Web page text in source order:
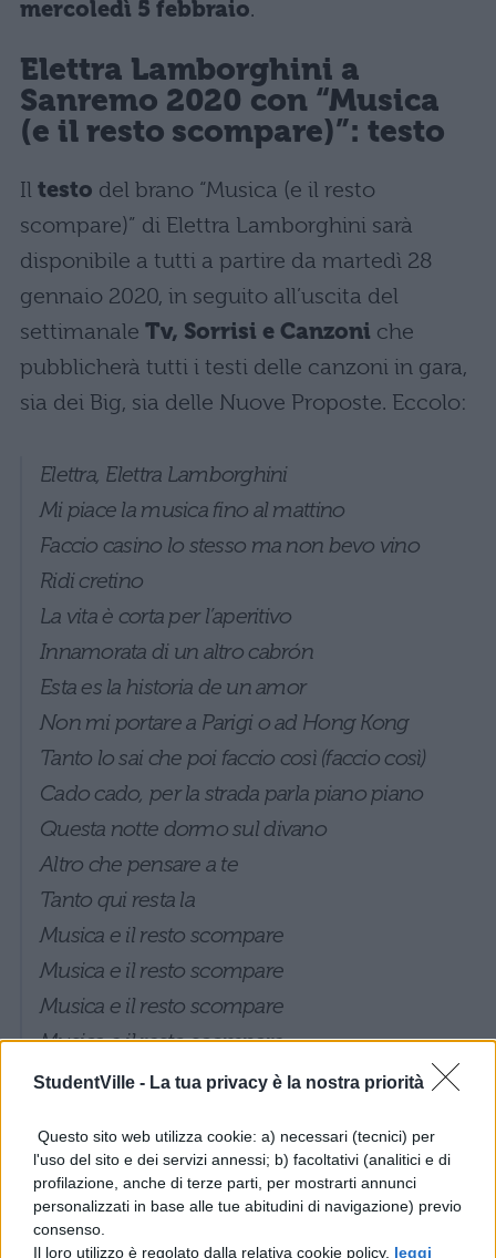
StudentVille - La tua privacy è la nostra priorità
Questo sito web utilizza cookie: a) necessari (tecnici) per
l'uso del sito e dei servizi annessi; b) facoltativi (analitici e di
profilazione, anche di terze parti, per mostrarti annunci
personalizzati in base alle tue abitudini di navigazione) previo
consenso.
Il loro utilizzo è regolato dalla relativa cookie policy, leggi
mercoledì 5 febbraio.
Elettra Lamborghini a
Sanremo 2020 con “Musica
(e il resto scompare)”: testo
Il testo del brano “Musica (e il resto
scompare)” di Elettra Lamborghini sarà
disponibile a tutti a partire da martedì 28
gennaio 2020, in seguito all’uscita del
settimanale Tv, Sorrisi e Canzoni che
pubblicherà tutti i testi delle canzoni in gara,
sia dei Big, sia delle Nuove Proposte. Eccolo:
Elettra, Elettra Lamborghini
Mi piace la musica fino al mattino
Faccio casino lo stesso ma non bevo vino
Ridi cretino
La vita è corta per l’aperitivo
Innamorata di un altro cabrón
Esta es la historia de un amor
Non mi portare a Parigi o ad Hong Kong
Tanto lo sai che poi faccio così (faccio così)
Cado cado, per la strada parla piano piano
Questa notte dormo sul divano
Altro che pensare a te
Tanto qui resta la
Musica e il resto scompare
Musica e il resto scompare
Musica e il resto scompare
Musica e il resto scompare
E anche se non mi hai detto mai “quanto sei
Io non ho mai smesso di sorridere
E anche se non mi hai detto mai “amore
aspetta”